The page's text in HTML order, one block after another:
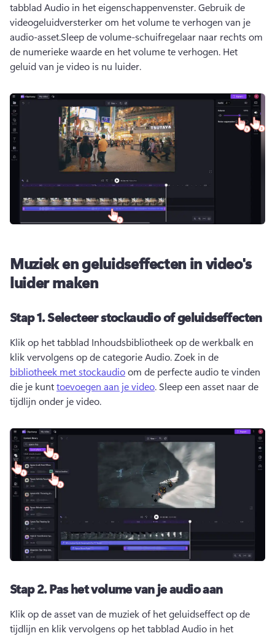
tabblad Audio in het eigenschappenvenster. Gebruik de
videogeluidversterker om het volume te verhogen van je
audio-asset.Sleep de volume-schuifregelaar naar rechts om
de numerieke waarde en het volume te verhogen. Het
geluid van je video is nu luider.
Muziek en geluidseffecten in video's
luider maken
Stap 1.Selecteer stockaudio of geluidseffecten
Klik op het tabblad Inhoudsbibliotheek op de werkbalk en
klik vervolgens op de categorie Audio. Zoek in de
bibliotheek met stockaudio om de perfecte audio te vinden
die je kunt toevoegen aan je video. Sleep een asset naar de
tijdlijn onder je video.
Stap 2.Pas het volume van je audio aan
Klik op de asset van de muziek of het geluidseffect op de
tijdlijn en klik vervolgens op het tabblad Audio in het